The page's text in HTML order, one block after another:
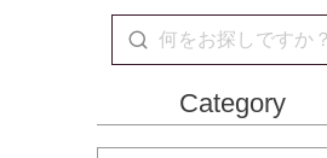
Category